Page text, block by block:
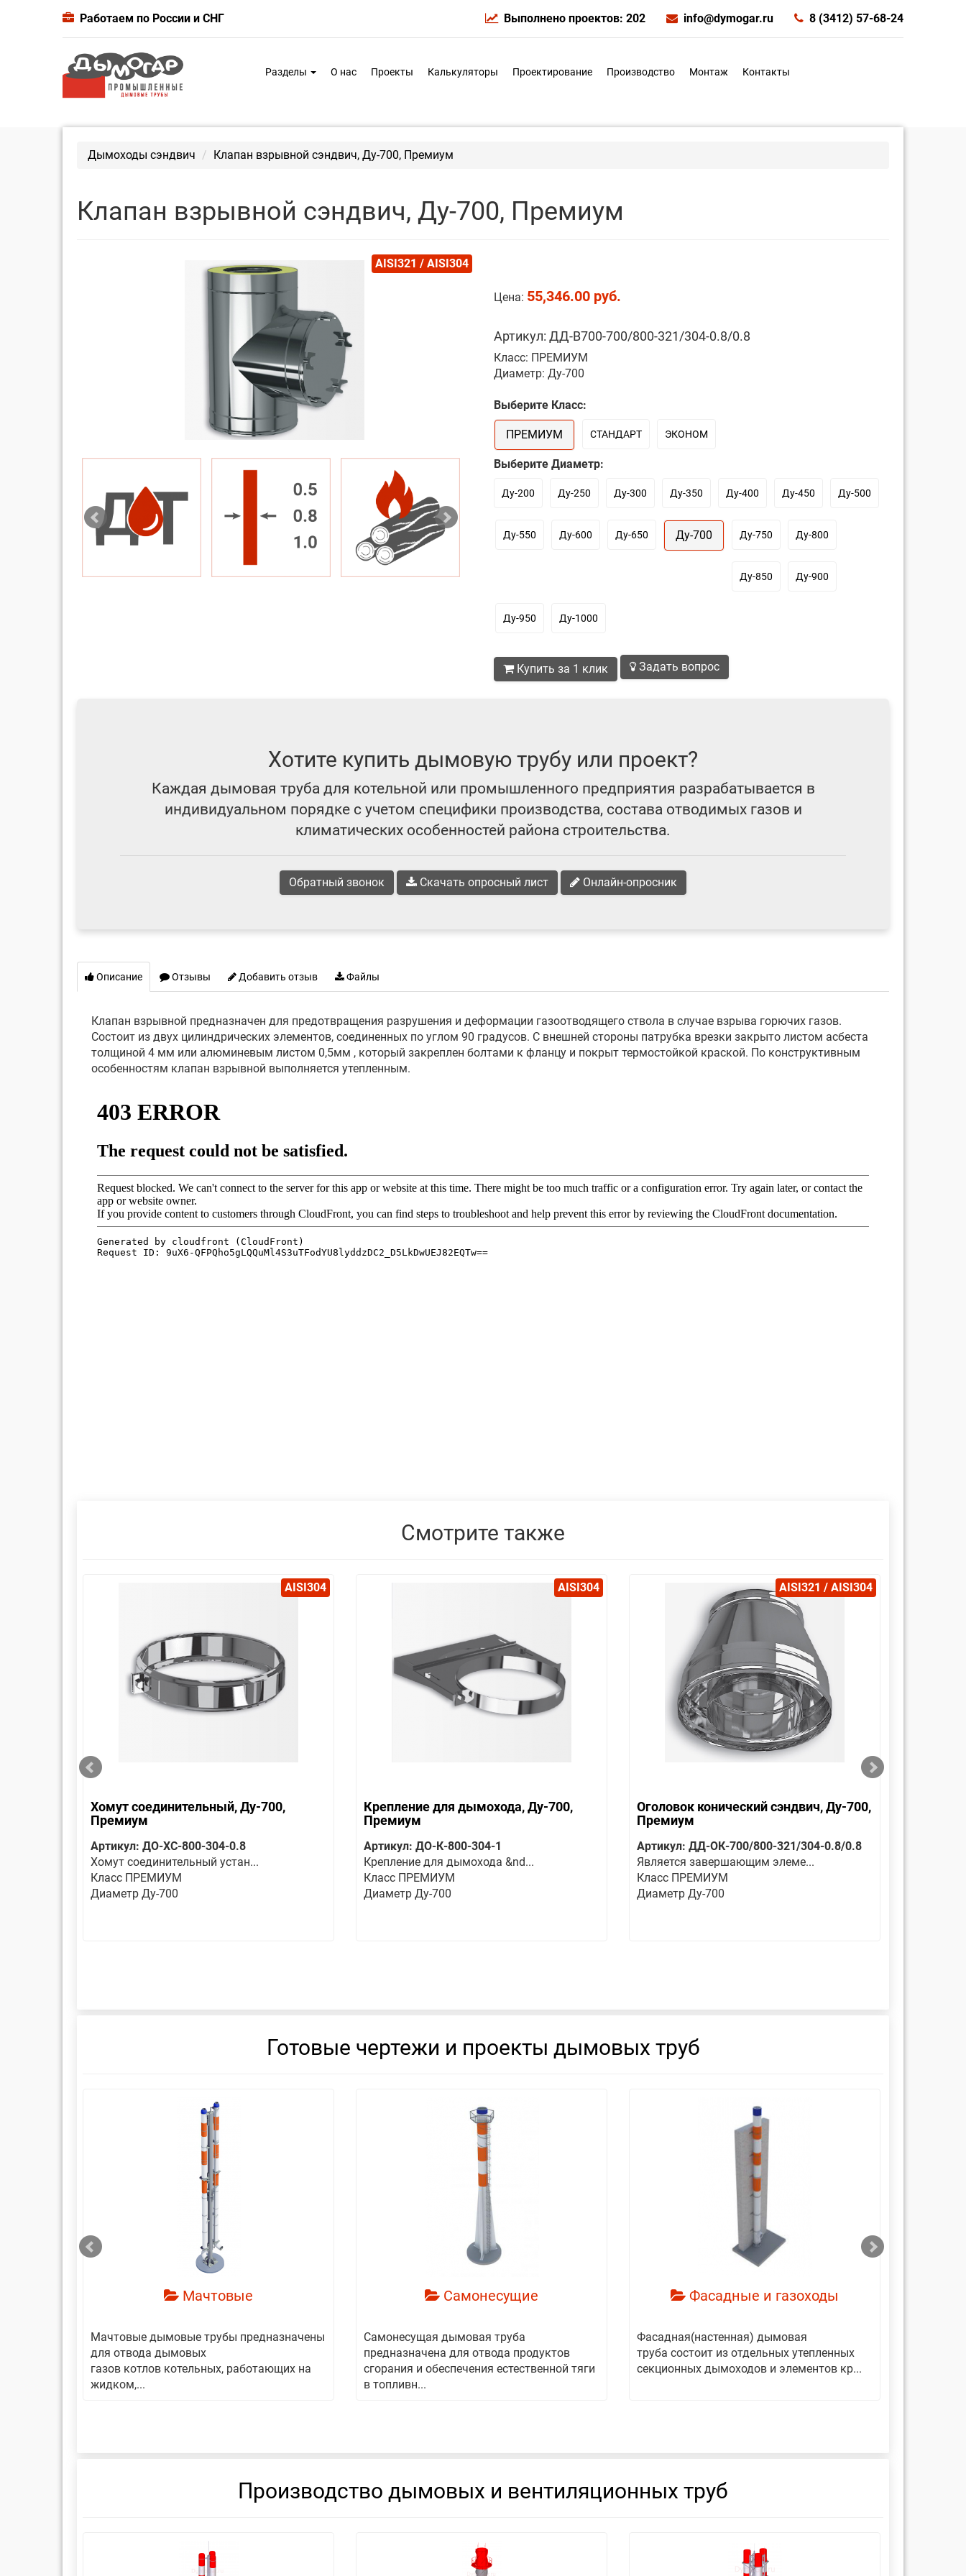
Работаем по России и СНГ Выполнено проектов: 202 info@dymogar.ru 8 (3412) 57-68-24
Разделы О нас Проекты Калькуляторы Проектирование Производство Монтаж Контакты
Дымоходы сэндвич Клапан взрывной сэндвич, Ду-700, Премиум
Клапан взрывной сэндвич, Ду-700, Премиум
AISI321 / AISI304
Цена: 55,346.00 руб.
Артикул: ДД-В700-700/800-321/304-0.8/0.8
Класс: ПРЕМИУМ
Диаметр: Ду-700
Выберите Класс:
ПРЕМИУМ СТАНДАРТ ЭКОНОМ
Выберите Диаметр:
Ду-200 Ду-250 Ду-300 Ду-350 Ду-400 Ду-450 Ду-500
Ду-550 Ду-600 Ду-650 Ду-700 Ду-750 Ду-800
Ду-850 Ду-900
Ду-950 Ду-1000
Купить за 1 клик Задать вопрос
Хотите купить дымовую трубу или проект?
Каждая дымовая труба для котельной или промышленного предприятия разрабатывается в
индивидуальном порядке с учетом специфики производства, состава отводимых газов и
климатических особенностей района строительства.
Обратный звонок Скачать опросный лист Онлайн-опросник
Описание Отзывы Добавить отзыв Файлы
Клапан взрывной предназначен для предотвращения разрушения и деформации газоотводящего ствола в случае взрыва горючих газов.
Состоит из двух цилиндрических элементов, соединенных по углом 90 градусов. C внешней стороны патрубка врезки закрыто листом асбеста
толщиной 4 мм или алюминевым листом 0,5мм , который закреплен болтами к фланцу и покрыт термостойкой краской. По конструктивным
особенностям клапан взрывной выполняется утепленным.
Смотрите также
AISI304
Хомут соединительный, Ду-700,
Премиум
Артикул: ДО-ХС-800-304-0.8
Хомут соединительный устан...
Класс ПРЕМИУМ
Диаметр Ду-700
AISI304
Крепление для дымохода, Ду-700,
Премиум
Артикул: ДО-К-800-304-1
Крепление для дымохода &nd...
Класс ПРЕМИУМ
Диаметр Ду-700
AISI321 / AISI304
Оголовок конический сэндвич, Ду-700,
Премиум
Артикул: ДД-ОК-700/800-321/304-0.8/0.8
Является завершающим элеме...
Класс ПРЕМИУМ
Диаметр Ду-700
Готовые чертежи и проекты дымовых труб
Мачтовые
Мачтовые дымовые трубы предназначены
для отвода дымовых
газов котлов котельных, работающих на
жидком,...
Самонесущие
Самонесущая дымовая труба
предназначена для отвода продуктов
сгорания и обеспечения естественной тяги
в топливн...
Фасадные и газоходы
Фасадная(настенная) дымовая
труба состоит из отдельных утепленных
секционных дымоходов и элементов кр...
Производство дымовых и вентиляционных труб